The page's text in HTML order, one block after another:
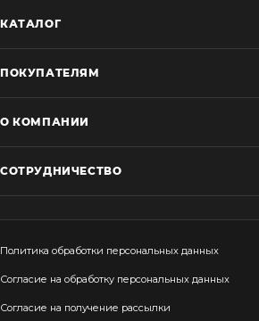
КАТАЛОГ
ПОКУПАТЕЛЯМ
О КОМПАНИИ
СОТРУДНИЧЕСТВО
Политика обработки персональных данных
Согласие на обработку персональных данных
Согласие на получение рассылки